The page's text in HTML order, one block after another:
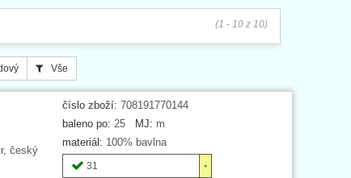
(1 - 10 z 10)
Vše
číslo zboží: 708191770144
baleno po: 25 MJ: m
materiál: 100% bavlna
31
český